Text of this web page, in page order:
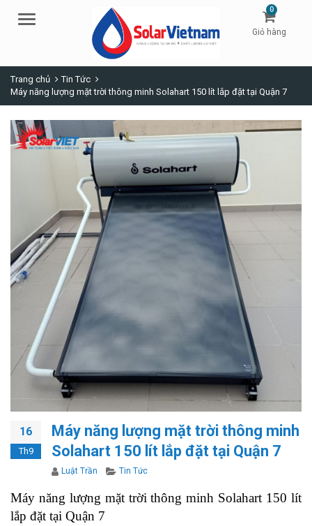
Menu
0
Giỏ hàng
Trang chủ
Tin Tức
Máy năng lượng mặt trời thông minh Solahart 150 lít lắp đặt tại Quận 7
16
Th9
Máy năng lượng mặt trời thông minh
Solahart 150 lít lắp đặt tại Quận 7
Author
Luật Trần Categories
Tin Tức
Máy năng lượng mặt trời thông minh Solahart 150 lít
lắp đặt tại Quận 7